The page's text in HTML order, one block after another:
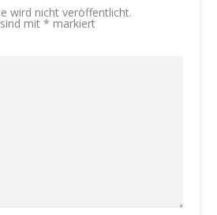
wird nicht veröffentlicht.
mit * markiert